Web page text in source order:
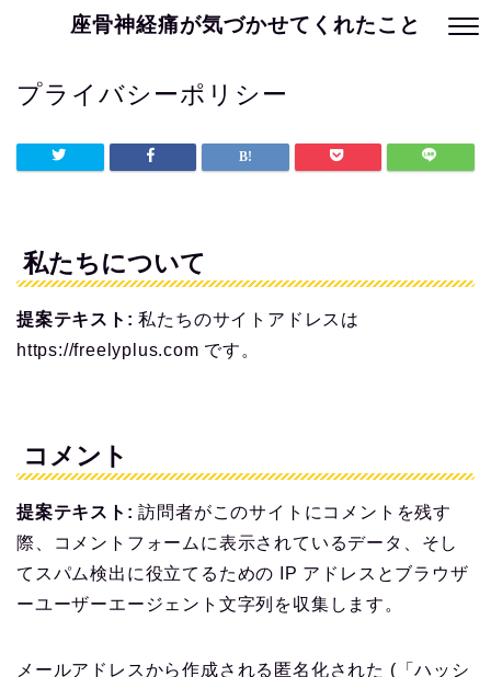
座骨神経痛が気づかせてくれたこと
プライバシーポリシー
私たちについて
提案テキスト:私たちのサイトアドレスは
https://freelyplus.com です。
コメント
提案テキスト:訪問者がこのサイトにコメントを残す
際、コメントフォームに表示されているデータ、そし
てスパム検出に役立てるための IP アドレスとブラウザ
ーユーザーエージェント文字列を収集します。
メールアドレスから作成される匿名化された (「ハッシ